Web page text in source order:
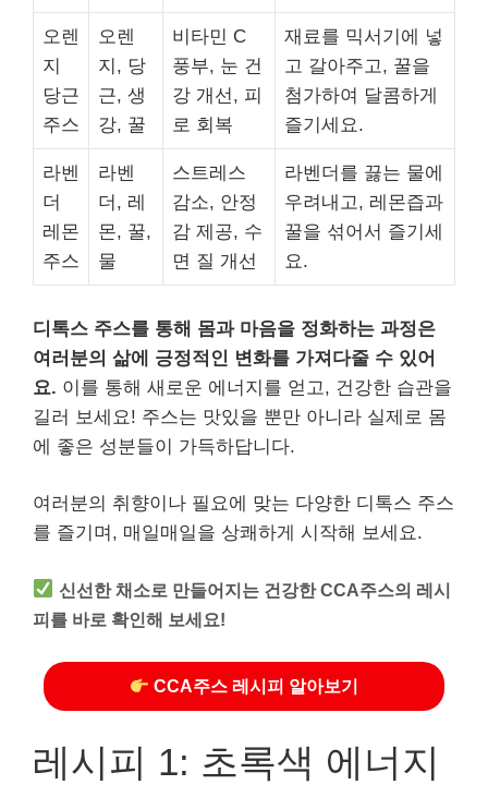
오렌
지
당근
주스
오렌
지, 당
근, 생
강, 꿀
비타민 C
풍부, 눈 건
강 개선, 피
로 회복
재료를 믹서기에 넣
고 갈아주고, 꿀을
첨가하여 달콤하게
즐기세요.
라벤
더
레몬
주스
라벤
더, 레
몬, 꿀,
물
스트레스
감소, 안정
감 제공, 수
면 질 개선
라벤더를 끓는 물에
우려내고, 레몬즙과
꿀을 섞어서 즐기세
요.
디톡스 주스를 통해 몸과 마음을 정화하는 과정은
여러분의 삶에 긍정적인 변화를 가져다줄 수 있어
요. 이를 통해 새로운 에너지를 얻고, 건강한 습관을
길러 보세요! 주스는 맛있을 뿐만 아니라 실제로 몸
에 좋은 성분들이 가득하답니다.
여러분의 취향이나 필요에 맞는 다양한 디톡스 주스
를 즐기며, 매일매일을 상쾌하게 시작해 보세요.
신선한 채소로 만들어지는 건강한 CCA주스의 레시
피를 바로 확인해 보세요!
CCA주스 레시피 알아보기
레시피 1: 초록색 에너지